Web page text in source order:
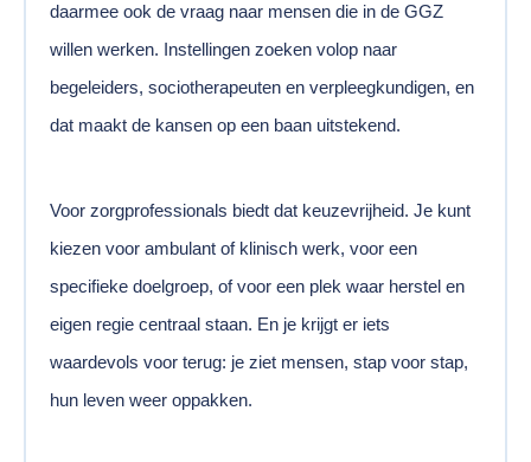
daarmee ook de vraag naar mensen die in de GGZ
willen werken. Instellingen zoeken volop naar
begeleiders, sociotherapeuten en verpleegkundigen, en
dat maakt de kansen op een baan uitstekend.
Voor zorgprofessionals biedt dat keuzevrijheid. Je kunt
kiezen voor ambulant of klinisch werk, voor een
specifieke doelgroep, of voor een plek waar herstel en
eigen regie centraal staan. En je krijgt er iets
waardevols voor terug: je ziet mensen, stap voor stap,
hun leven weer oppakken.